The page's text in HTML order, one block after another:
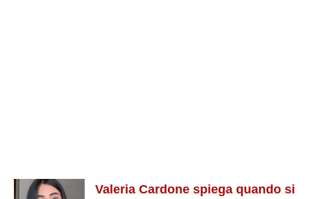
Valeria Cardone spiega quando si